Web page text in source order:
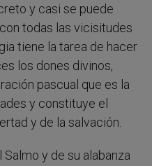
y casi se puede
todas las vicisitudes
tiene la tarea de hacer
los dones divinos,
pascual que es la
y constituye el
y de la salvación.
y de su alabanza